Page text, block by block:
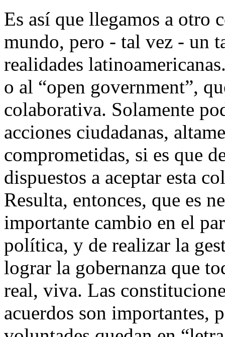
Es así que llegamos a otro
mundo, pero - tal vez - un
realidades
o al “open government”,
colaborativa. Solamente
acciones ciudadanas,
comprometidas, si es que
dispuestos a aceptar esta
Resulta, entonces, que es
importante cambio en el
política, y de realizar la
lograr la gobernanza que
real, viva. Las
acuerdos son importantes,